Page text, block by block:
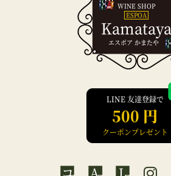
WINE SHOP
ESPOA
Kamataya
エスポア かまたや
LINE 友達登録で
500 円
クーポンプレゼント